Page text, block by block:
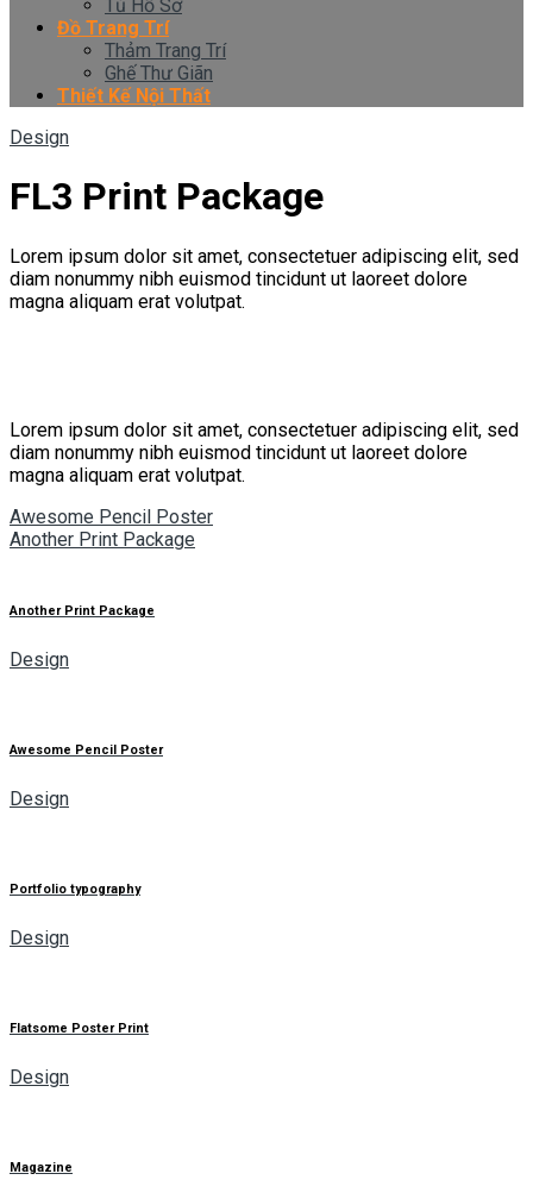
Tủ Hồ Sơ
Đồ Trang Trí
Thảm Trang Trí
Ghế Thư Giãn
Thiết Kế Nội Thất
Design
FL3 Print Package
Lorem ipsum dolor sit amet, consectetuer adipiscing elit, sed
diam nonummy nibh euismod tincidunt ut laoreet dolore
magna aliquam erat volutpat.
Lorem ipsum dolor sit amet, consectetuer adipiscing elit, sed
diam nonummy nibh euismod tincidunt ut laoreet dolore
magna aliquam erat volutpat.
Awesome Pencil Poster
Another Print Package
Another Print Package
Design
Awesome Pencil Poster
Design
Portfolio typography
Design
Flatsome Poster Print
Design
Magazine